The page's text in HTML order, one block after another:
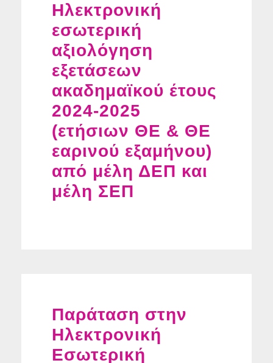
Ηλεκτρονική
εσωτερική
αξιολόγηση
εξετάσεων
ακαδημαϊκού έτους
2024-2025
(ετήσιων ΘΕ & ΘΕ
εαρινού εξαμήνου)
από μέλη ΔΕΠ και
μέλη ΣΕΠ
Παράταση στην
Ηλεκτρονική
Εσωτερική